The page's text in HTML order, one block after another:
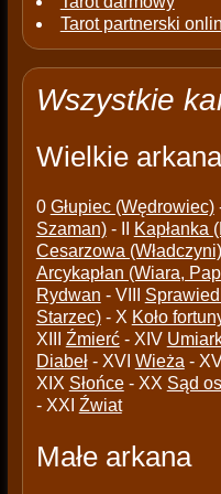
Tarot partnerski
Wszystkie
Wielkie arkana
0 Głupiec (Wędrowiec)
Szaman)- II Kapłanka
Cesarzowa (Władczyni)
Arcykapłan (Wiara,
Rydwan - VIII
Starzec)- X Koło
XIII Źmierć- XIV
Diabeł- XVI Wieża -
XIX Słońce- XX Sąd
- XXI Źwiat
Małe arkana